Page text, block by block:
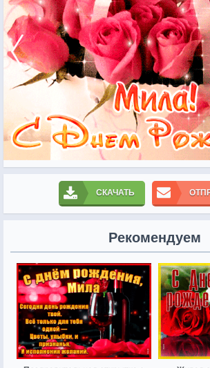
СКАЧАТЬ
Рекомендуем